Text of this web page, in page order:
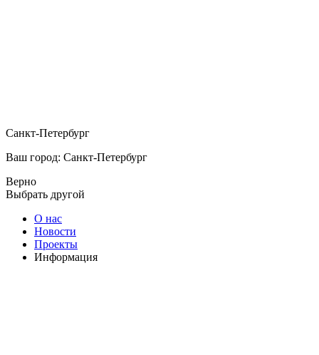
Санкт-Петербург
Ваш город: Санкт-Петербург
Верно
Выбрать другой
О нас
Новости
Проекты
Информация